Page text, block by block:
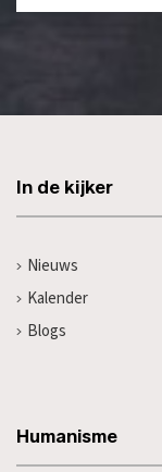
In de kijker
Nieuws
Kalender
Blogs
Humanisme